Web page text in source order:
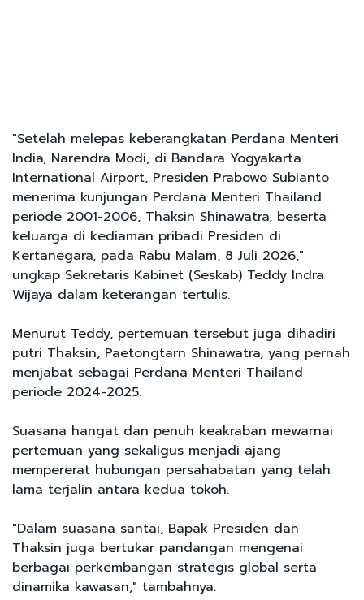
"Setelah melepas keberangkatan Perdana Menteri
India, Narendra Modi, di Bandara Yogyakarta
International Airport, Presiden Prabowo Subianto
menerima kunjungan Perdana Menteri Thailand
periode 2001-2006, Thaksin Shinawatra, beserta
keluarga di kediaman pribadi Presiden di
Kertanegara, pada Rabu Malam, 8 Juli 2026,"
ungkap Sekretaris Kabinet (Seskab) Teddy Indra
Wijaya dalam keterangan tertulis.
Menurut Teddy, pertemuan tersebut juga dihadiri
putri Thaksin, Paetongtarn Shinawatra, yang pernah
menjabat sebagai Perdana Menteri Thailand
periode 2024-2025.
Suasana hangat dan penuh keakraban mewarnai
pertemuan yang sekaligus menjadi ajang
mempererat hubungan persahabatan yang telah
lama terjalin antara kedua tokoh.
"Dalam suasana santai, Bapak Presiden dan
Thaksin juga bertukar pandangan mengenai
berbagai perkembangan strategis global serta
dinamika kawasan," tambahnya.